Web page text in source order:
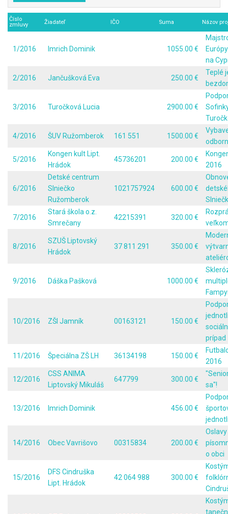
Číslo
zmluvy
Žiadateľ IČO Suma Názov
1/2016 Imrich Dominik 1055.00 €
na
2/2016 Jančušková Eva 250.00 €
Teplé
3/2016 Turočková Lucia 2900.00 €
4/2016 ŠUV Ružomberok 161 551 1500.00 €
5/2016
Kongen kult Lipt.
Hrádok
45736201 200.00 €
2016
6/2016
Detské centrum
Slniečko
Ružomberok
1021757924 600.00 €
7/2016
Stará škola o.z.
Smrečany
42215391 320.00 €
8/2016
SZUŠ Liptovský
Hrádok
37 811 291 350.00 €
9/2016 Dáška Pašková 1000.00 €
10/2016 ZŠI Jamník 00163121 150.00 €
prípad
11/2016 Špeciálna ZŠ LH 36134198 150.00 €
2016
12/2016
CSS ANIMA
Liptovský Mikuláš
647799 300.00 €
sa"!
13/2016 Imrich Dominik 456.00 €
14/2016 Obec Vavrišovo 00315834 200.00 €
o obci
15/2016
DFS Cindruška
Lipt. Hrádok
42 064 988 300.00 €